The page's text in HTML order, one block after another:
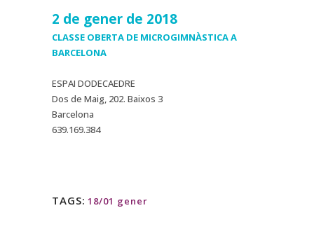
2 de gener de 2018
CLASSE OBERTA DE MICROGIMNÀSTICA A
BARCELONA
ESPAI DODECAEDRE
Dos de Maig, 202. Baixos 3
Barcelona
639.169.384
TAGS: 18/01 gener